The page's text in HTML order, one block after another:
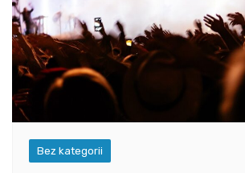
Bez kategorii